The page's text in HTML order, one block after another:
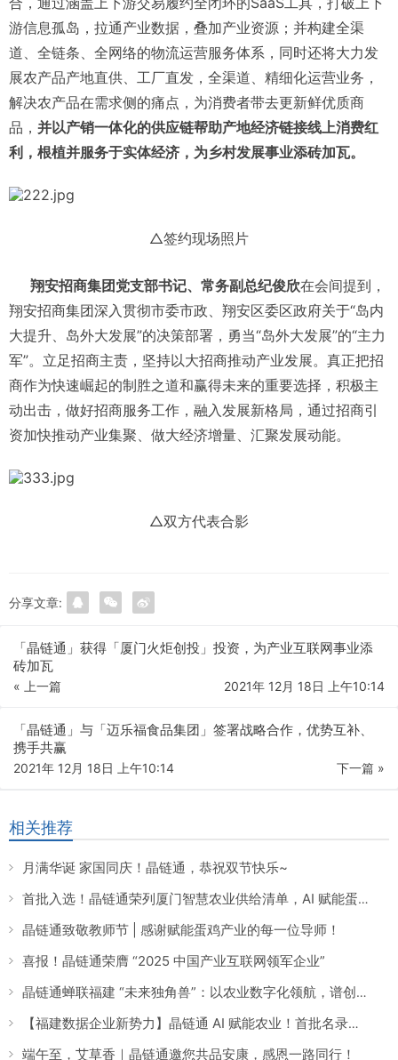
游信息孤岛，拉通产业数据，叠加产业资源；并构建全渠
道、全链条、全网络的物流运营服务体系，同时还将大力发
展农产品产地直供、工厂直发，全渠道、精细化运营业务，
解决农产品在需求侧的痛点，为消费者带去更新鲜优质商
品， 并以产销一体化的供应链帮助产地经济链接线上消费红
利，根植并服务于实体经济，为乡村发展事业添砖加瓦。
△签约现场照片
翔安招商集团党支部书记、常务副总纪俊欣在会间提到，
翔安招商集团深入贯彻市委市政、翔安区委区政府关于“岛内
大提升、岛外大发展”的决策部署，勇当“岛外大发展”的“主力
军”。立足招商主责，坚持以大招商推动产业发展。真正把招
商作为快速崛起的制胜之道和赢得未来的重要选择，积极主
动出击，做好招商服务工作，融入发展新格局，通过招商引
资加快推动产业集聚、做大经济增量、汇聚发展动能。
△双方代表合影
分享文章:
「晶链通」获得「厦门火炬创投」投资，为产业互联网事业添
砖加瓦
« 上一篇 2021年 12月 18日 上午10:14
「晶链通」与「迈乐福食品集团」签署战略合作，优势互补、
携手共赢
下一篇 »
2021年 12月 18日 上午10:14
相关推荐
月满华诞 家国同庆！晶链通，恭祝双节快乐~
首批入选！晶链通荣列厦门智慧农业供给清单，AI 赋能蛋鸡养殖引领产业数智化转型
晶链通致敬教师节 | 感谢赋能蛋鸡产业的每一位导师！
喜报！晶链通荣膺 “2025 中国产业互联网领军企业”
晶链通蝉联福建 “未来独角兽”：以农业数字化领航，谱创新时代华章
【福建数据企业新势力】晶链通 AI 赋能农业！首批名录上榜，数字化养殖颠覆传统产业！
端午至，艾草香｜晶链通邀您共品安康，感恩一路同行！